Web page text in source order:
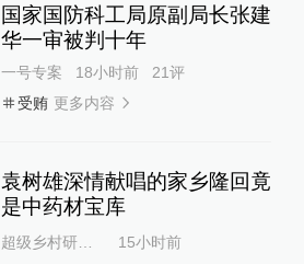
国家国防科工局原副局长张建
华一审被判十年
一号专案 18小时前 21评
受贿 更多内容
袁树雄深情献唱的家乡隆回竟
是中药材宝库
超级乡村研究所 15小时前